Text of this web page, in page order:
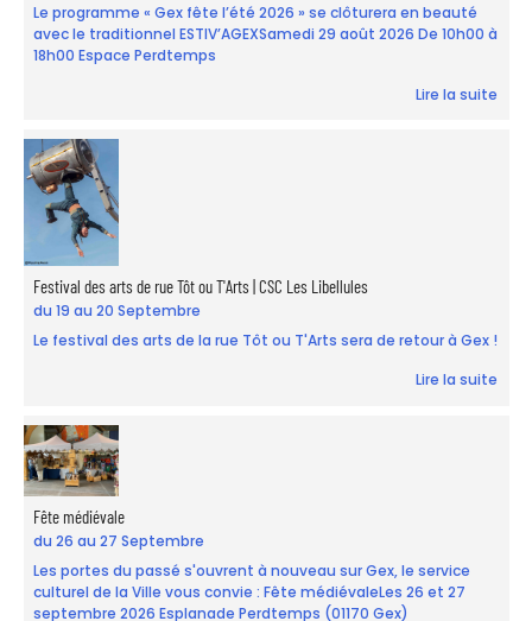
Le programme « Gex fête l’été 2026 » se clôturera en beauté
avec le traditionnel ESTIV’AGEXSamedi 29 août 2026 De 10h00 à
18h00 Espace Perdtemps
Lire la suite
Festival des arts de rue Tôt ou T'Arts | CSC Les Libellules
du 19 au 20 Septembre
Le festival des arts de la rue Tôt ou T'Arts sera de retour à Gex !
Lire la suite
Fête médiévale
du 26 au 27 Septembre
Les portes du passé s'ouvrent à nouveau sur Gex, le service
culturel de la Ville vous convie : Fête médiévaleLes 26 et 27
septembre 2026 Esplanade Perdtemps (01170 Gex)